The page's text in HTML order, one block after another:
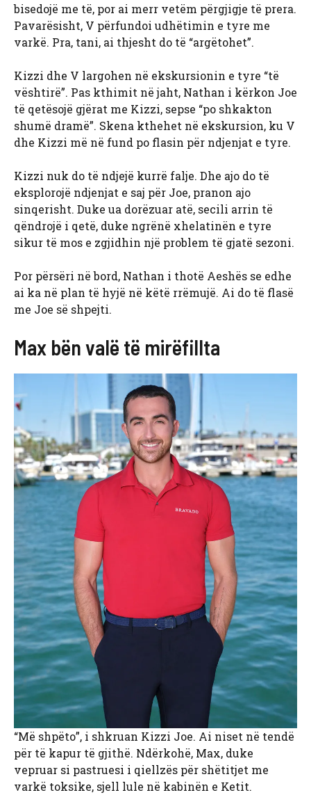
bisedojë me të, por ai merr vetëm përgjigje të prera.
Pavarësisht, V përfundoi udhëtimin e tyre me
varkë. Pra, tani, ai thjesht do të “argëtohet”.
Kizzi dhe V largohen në ekskursionin e tyre “të
vështirë”. Pas kthimit në jaht, Nathan i kërkon Joe
të qetësojë gjërat me Kizzi, sepse “po shkakton
shumë dramë”. Skena kthehet në ekskursion, ku V
dhe Kizzi më në fund po flasin për ndjenjat e tyre.
Kizzi nuk do të ndjejë kurrë falje. Dhe ajo do të
eksplorojë ndjenjat e saj për Joe, pranon ajo
sinqerisht. Duke ua dorëzuar atë, secili arrin të
qëndrojë i qetë, duke ngrënë xhelatinën e tyre
sikur të mos e zgjidhin një problem të gjatë sezoni.
Por përsëri në bord, Nathan i thotë Aeshës se edhe
ai ka në plan të hyjë në këtë rrëmujë. Ai do të flasë
me Joe së shpejti.
Max bën valë të mirëfillta
“Më shpëto”, i shkruan Kizzi Joe. Ai niset në tendë
për të kapur të gjithë. Ndërkohë, Max, duke
vepruar si pastruesi i qiellzës për shëtitjet me
varkë toksike, sjell lule në kabinën e Ketit.